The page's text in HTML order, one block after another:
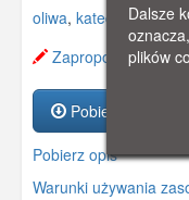
oliwa, katedra ,park,
Zaproponuj
Pobierz zasób
Pobierz opis
Warunki używania
Dalsze
plików